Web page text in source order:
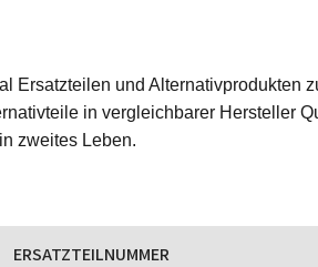
Ersatzteilen und Alternativprodukten
in vergleichbarer Hersteller
zweites Leben.
ERSATZTEILNUMMER